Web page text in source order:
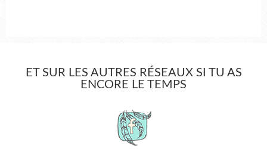
ET SUR LES AUTRES RÉSEAUX SI TU AS
ENCORE LE TEMPS